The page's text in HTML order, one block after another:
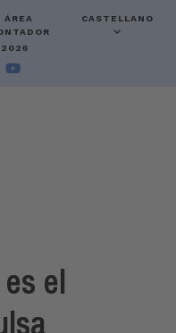
ÁREA
CASTELLANO
el